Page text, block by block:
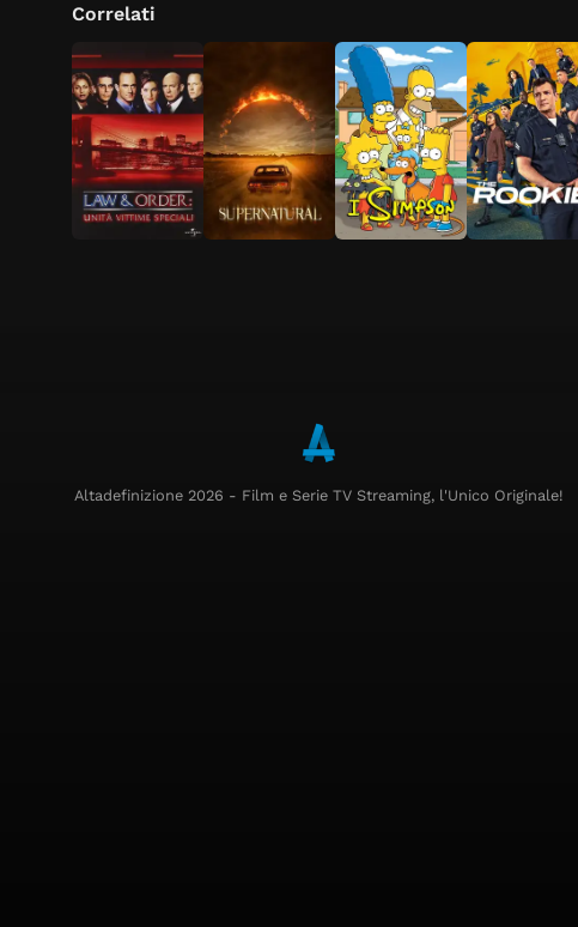
Correlati
Altadefinizione 2026 - Film e Serie TV Streaming, l'Unico Originale!